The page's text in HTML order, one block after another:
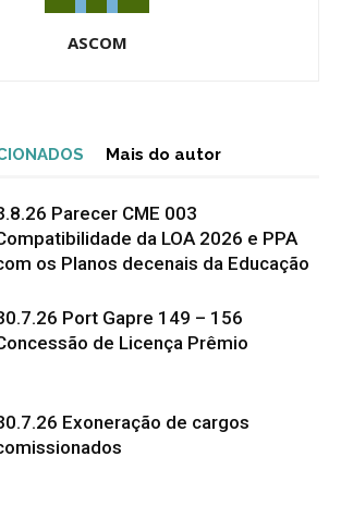
ASCOM
Mais do autor
Parecer CME 003
da LOA 2026 e PPA
os Planos decenais da Educação
Port Gapre 149 – 156
de Licença Prêmio
Exoneração de cargos